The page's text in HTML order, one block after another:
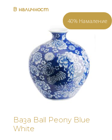
(528.07
лв.).
162 €
(316.84
В наличност
40% Намаление
Ваза Ball Peony Blue
White